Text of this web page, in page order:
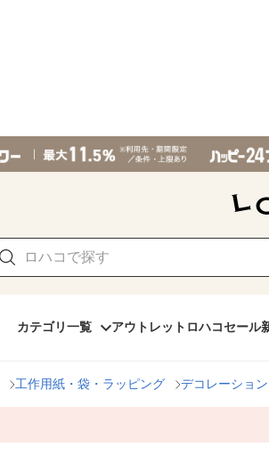
カテゴリ一覧 アウトレット ロハコセール
工作用紙・袋・ラッピング デコレーショ